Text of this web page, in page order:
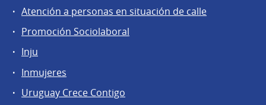
Atención a personas en situación de calle
Promoción Sociolaboral
Inju
Inmujeres
Uruguay Crece Contigo